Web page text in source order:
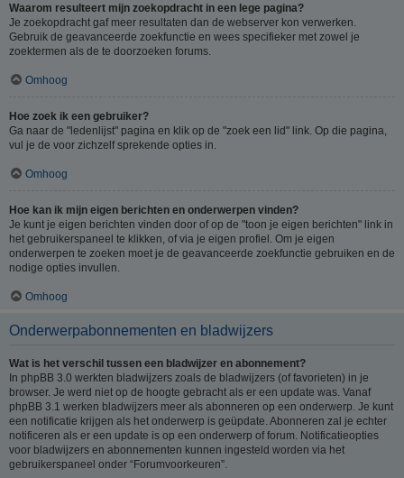
Waarom resulteert mijn zoekopdracht in een lege pagina?
Je zoekopdracht gaf meer resultaten dan de webserver kon verwerken.
Gebruik de geavanceerde zoekfunctie en wees specifieker met zowel je
zoektermen als de te doorzoeken forums.
Omhoog
Hoe zoek ik een gebruiker?
Ga naar de "ledenlijst" pagina en klik op de "zoek een lid" link. Op die pagina,
vul je de voor zichzelf sprekende opties in.
Omhoog
Hoe kan ik mijn eigen berichten en onderwerpen vinden?
Je kunt je eigen berichten vinden door of op de "toon je eigen berichten" link in
het gebruikerspaneel te klikken, of via je eigen profiel. Om je eigen
onderwerpen te zoeken moet je de geavanceerde zoekfunctie gebruiken en de
nodige opties invullen.
Omhoog
Onderwerpabonnementen en bladwijzers
Wat is het verschil tussen een bladwijzer en abonnement?
In phpBB 3.0 werkten bladwijzers zoals de bladwijzers (of favorieten) in je
browser. Je werd niet op de hoogte gebracht als er een update was. Vanaf
phpBB 3.1 werken bladwijzers meer als abonneren op een onderwerp. Je kunt
een notificatie krijgen als het onderwerp is geüpdate. Abonneren zal je echter
notificeren als er een update is op een onderwerp of forum. Notificatieopties
voor bladwijzers en abonnementen kunnen ingesteld worden via het
gebruikerspaneel onder “Forumvoorkeuren”.